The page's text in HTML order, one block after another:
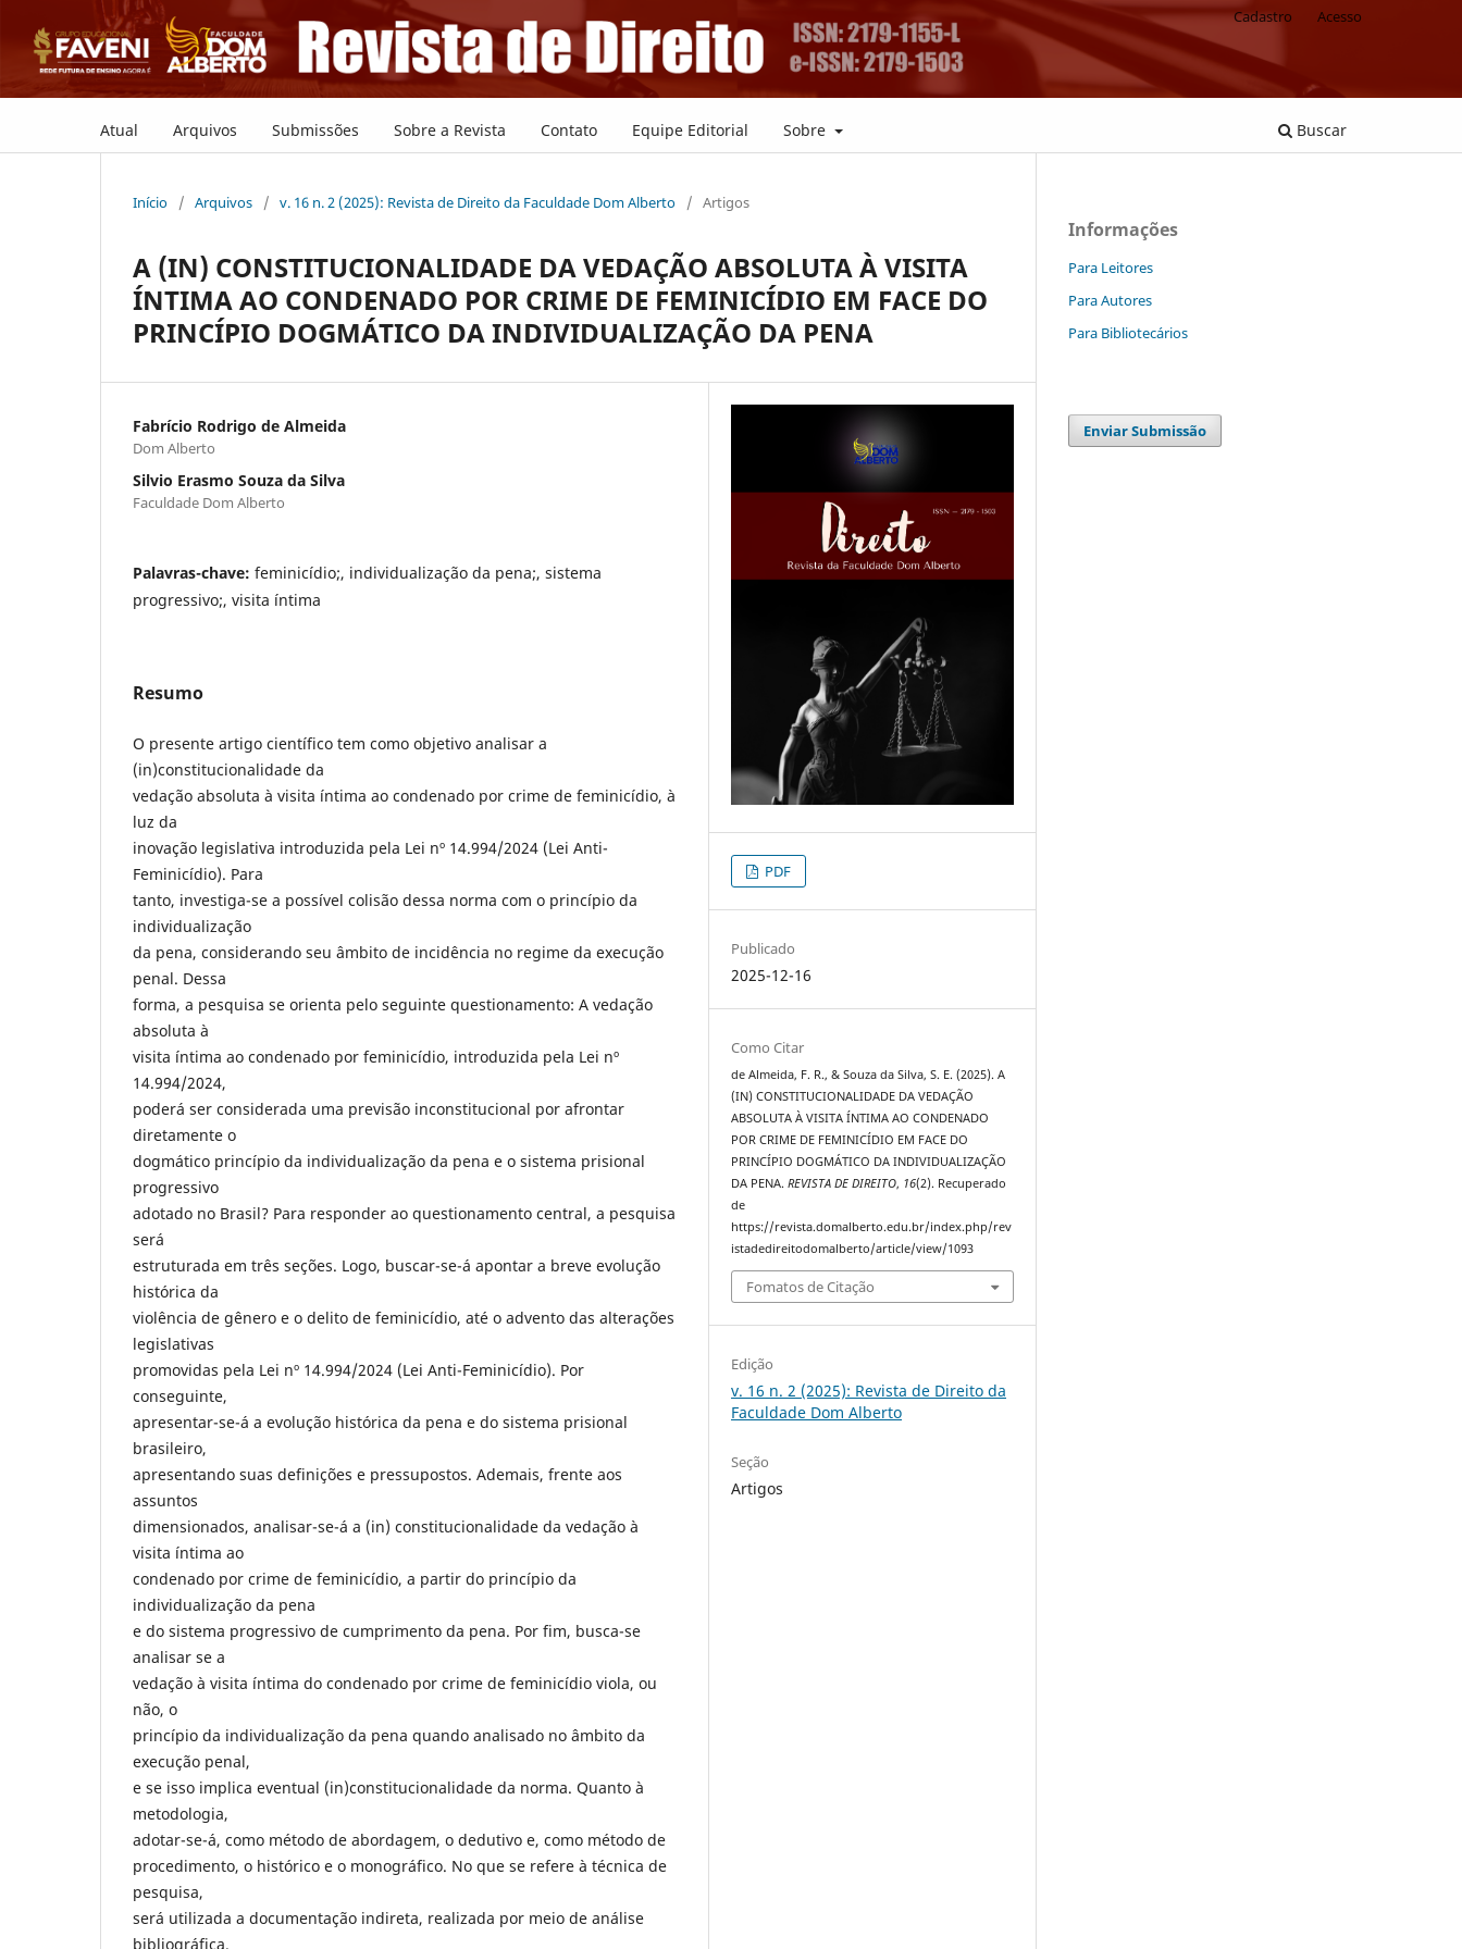
Atual Arquivos Submissões Sobre a Revista Contato Equipe Editorial Sobre Buscar
Cadastro Acesso
Início / Arquivos / v. 16 n. 2 (2025): Revista de Direito da Faculdade Dom Alberto / Artigos
A (IN) CONSTITUCIONALIDADE DA VEDAÇÃO ABSOLUTA À VISITA
ÍNTIMA AO CONDENADO POR CRIME DE FEMINICÍDIO EM FACE DO
PRINCÍPIO DOGMÁTICO DA INDIVIDUALIZAÇÃO DA PENA
Fabrício Rodrigo de Almeida
Dom Alberto
Silvio Erasmo Souza da Silva
Faculdade Dom Alberto
Palavras-chave: feminicídio;, individualização da pena;, sistema
progressivo;, visita íntima
Resumo
O presente artigo científico tem como objetivo analisar a
(in)constitucionalidade da
vedação absoluta à visita íntima ao condenado por crime de feminicídio, à
luz da
inovação legislativa introduzida pela Lei nº 14.994/2024 (Lei Anti-
Feminicídio). Para
tanto, investiga-se a possível colisão dessa norma com o princípio da
individualização
da pena, considerando seu âmbito de incidência no regime da execução
penal. Dessa
forma, a pesquisa se orienta pelo seguinte questionamento: A vedação
absoluta à
visita íntima ao condenado por feminicídio, introduzida pela Lei nº
14.994/2024,
poderá ser considerada uma previsão inconstitucional por afrontar
diretamente o
dogmático princípio da individualização da pena e o sistema prisional
progressivo
adotado no Brasil? Para responder ao questionamento central, a pesquisa
será
estruturada em três seções. Logo, buscar-se-á apontar a breve evolução
histórica da
violência de gênero e o delito de feminicídio, até o advento das alterações
legislativas
promovidas pela Lei nº 14.994/2024 (Lei Anti-Feminicídio). Por
conseguinte,
apresentar-se-á a evolução histórica da pena e do sistema prisional
brasileiro,
apresentando suas definições e pressupostos. Ademais, frente aos
assuntos
dimensionados, analisar-se-á a (in) constitucionalidade da vedação à
visita íntima ao
condenado por crime de feminicídio, a partir do princípio da
individualização da pena
e do sistema progressivo de cumprimento da pena. Por fim, busca-se
analisar se a
vedação à visita íntima do condenado por crime de feminicídio viola, ou
não, o
princípio da individualização da pena quando analisado no âmbito da
execução penal,
e se isso implica eventual (in)constitucionalidade da norma. Quanto à
metodologia,
adotar-se-á, como método de abordagem, o dedutivo e, como método de
procedimento, o histórico e o monográfico. No que se refere à técnica de
pesquisa,
será utilizada a documentação indireta, realizada por meio de análise
bibliográfica.
PDF
Publicado
2025-12-16
Como Citar
de Almeida, F. R., & Souza da Silva, S. E. (2025). A
(IN) CONSTITUCIONALIDADE DA VEDAÇÃO
ABSOLUTA À VISITA ÍNTIMA AO CONDENADO
POR CRIME DE FEMINICÍDIO EM FACE DO
PRINCÍPIO DOGMÁTICO DA INDIVIDUALIZAÇÃO
DA PENA.REVISTA DE DIREITO, 16(2). Recuperado
de
https://revista.domalberto.edu.br/index.php/rev
istadedireitodomalberto/article/view/1093
Fomatos de Citação
Edição
v. 16 n. 2 (2025): Revista de Direito da
Faculdade Dom Alberto
Seção
Artigos
Informações
Para Leitores
Para Autores
Para Bibliotecários
Enviar Submissão